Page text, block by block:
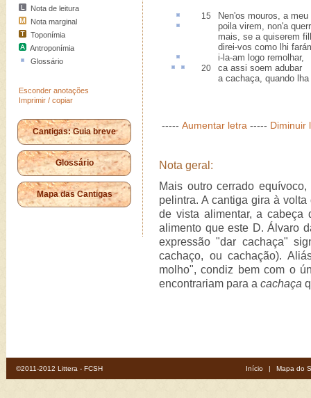
Nota de leitura
Nota marginal
Toponímia
Antroponímia
Glossário
Esconder anotações
Imprimir / copiar
Cantigas: Guia breve
Glossário
Mapa das Cantigas
15 Nen'os mouros, a meu
poila virem, non'a
mais, se a quiserem
direi-vos como lhi
i-la-am logo remolhar,
20 ca assi soem adubar
a cachaça, quando
----- Aumentar letra ----- Diminuir
Nota geral:
Mais outro cerrado
pelintra. A cantiga gira à
de vista alimentar, a cabeça
alimento que este D. Álvaro
expressão "dar cachaça"
cachaço, ou cachação).
molho", condiz bem com o
encontrariam para a cachaça
©2011-2012 Littera - FCSH Início | Mapa do